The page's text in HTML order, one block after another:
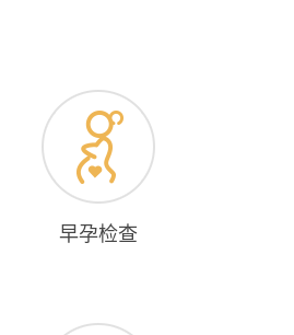
早孕检查